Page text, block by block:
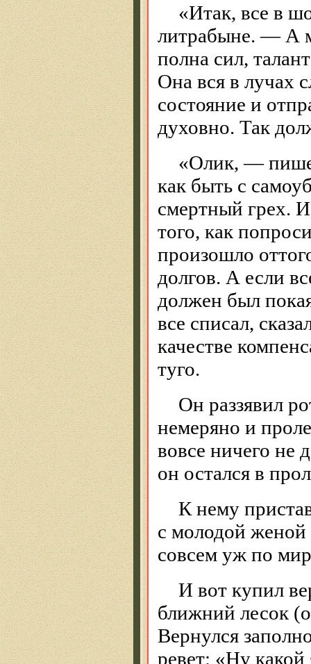
«Итак, все в
литрабыне. — А
полна сил,
Она вся в лучах
состояние и
духовно. Так
«Олик, —
как быть с
смертный грех.
того, как
произошло
долгов. А если
должен был
все списал,
качестве
туго.
Он раззявил
немеряно и
вовсе ничего не
он остался в
К нему
с молодой женой
совсем уж по
И вот купил
ближний лесок
Вернулся
ревет: «Ну